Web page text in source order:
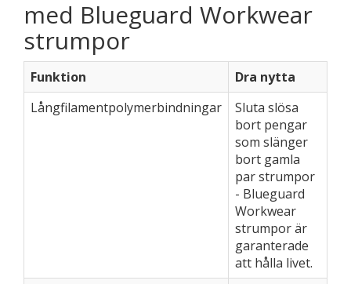
med Blueguard Workwear
strumpor
Funktion
Dra nytta
Långfilamentpolymerbindningar
Sluta slösa
bort pengar
som slänger
bort gamla
par strumpor
- Blueguard
Workwear
strumpor är
garanterade
att hålla livet.